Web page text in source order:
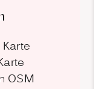
OSM